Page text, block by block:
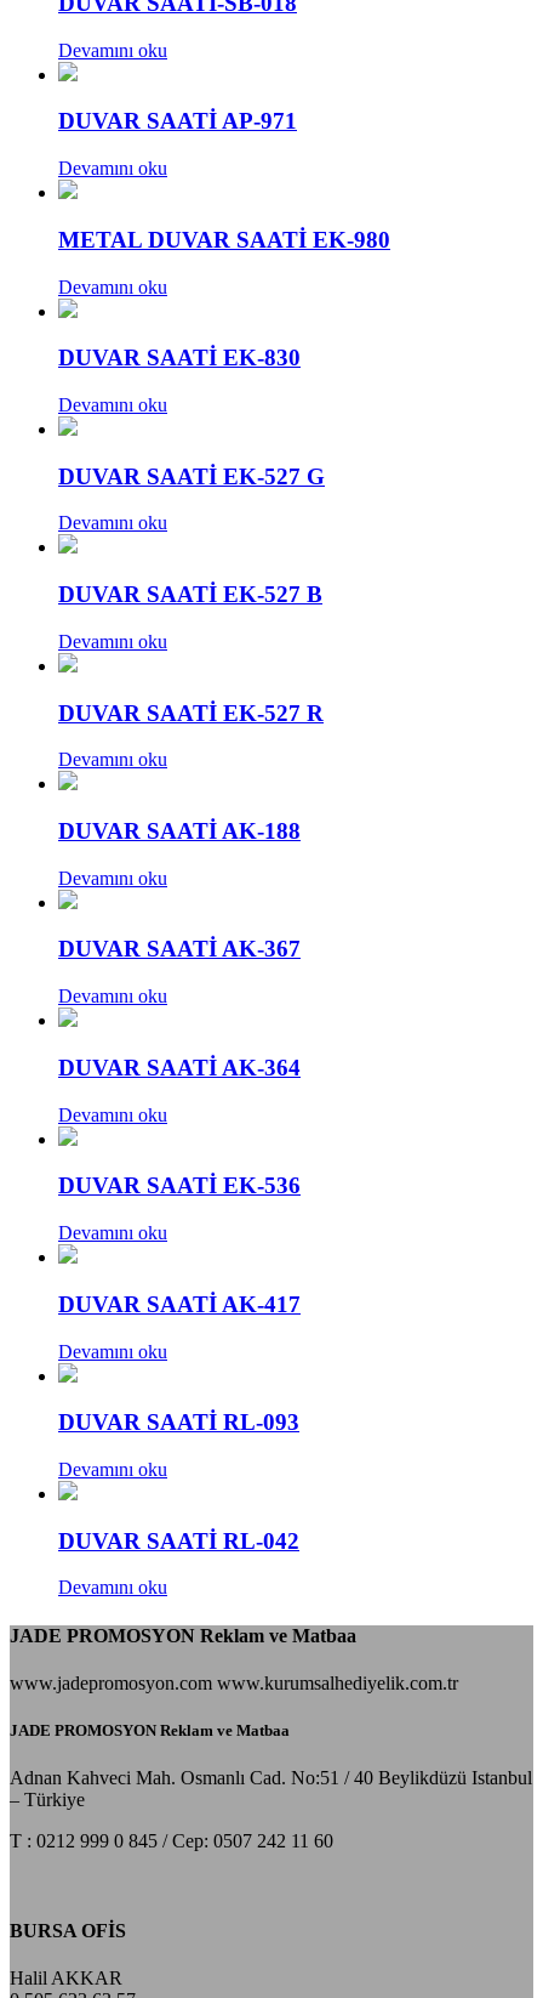
Devamını oku
DUVAR SAATİ AP-971
Devamını oku
METAL DUVAR SAATİ EK-980
Devamını oku
DUVAR SAATİ EK-830
Devamını oku
DUVAR SAATİ EK-527 G
Devamını oku
DUVAR SAATİ EK-527 B
Devamını oku
DUVAR SAATİ EK-527 R
Devamını oku
DUVAR SAATİ AK-188
Devamını oku
DUVAR SAATİ AK-367
Devamını oku
DUVAR SAATİ AK-364
Devamını oku
DUVAR SAATİ EK-536
Devamını oku
DUVAR SAATİ AK-417
Devamını oku
DUVAR SAATİ RL-093
Devamını oku
DUVAR SAATİ RL-042
Devamını oku
JADE PROMOSYON Reklam ve Matbaa
www.jadepromosyon.com www.kurumsalhediyelik.com.tr
JADE PROMOSYON Reklam ve Matbaa
Adnan Kahveci Mah. Osmanlı Cad. No:51 / 40 Beylikdüzü Istanbul
– Türkiye
T : 0212 999 0 845 / Cep: 0507 242 11 60
BURSA OFİS
Halil AKKAR